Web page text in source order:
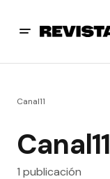
Canal11
Canal11
1 publicación